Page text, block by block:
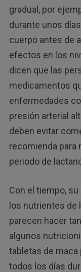
gradual, por
durante unos
cuerpo antes de
efectos en los
dicen que las
medicamentos
enfermedades
presión arterial
deben evitar
recomienda para
periodo de
Con el tiempo,
los nutrientes de
parecen hacer
algunos
tabletas de maca
todos los días